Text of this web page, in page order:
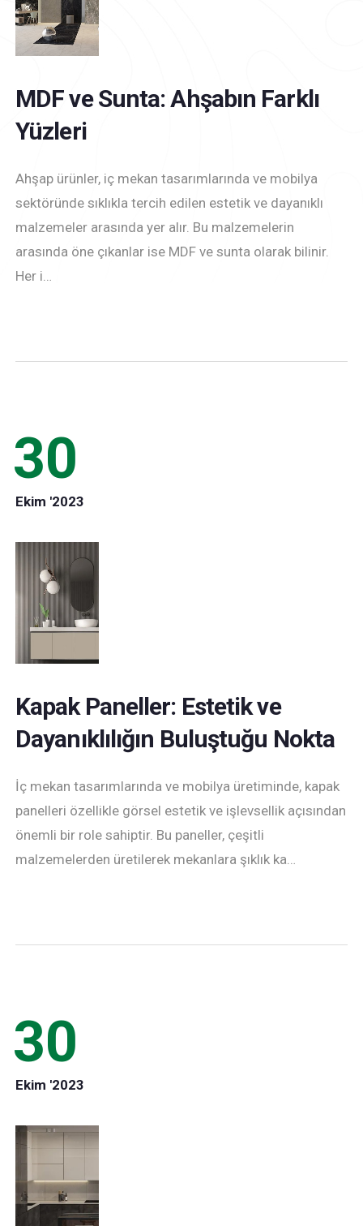
MDF ve Sunta: Ahşabın Farklı
Yüzleri
Ahşap ürünler, iç mekan tasarımlarında ve mobilya
sektöründe sıklıkla tercih edilen estetik ve dayanıklı
malzemeler arasında yer alır. Bu malzemelerin
arasında öne çıkanlar ise MDF ve sunta olarak bilinir.
Her i…
30
Ekim '2023
Kapak Paneller: Estetik ve
Dayanıklılığın Buluştuğu Nokta
İç mekan tasarımlarında ve mobilya üretiminde, kapak
panelleri özellikle görsel estetik ve işlevsellik açısından
önemli bir role sahiptir. Bu paneller, çeşitli
malzemelerden üretilerek mekanlara şıklık ka…
30
Ekim '2023